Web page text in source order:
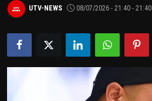
REGIÃO
AGRO
UTV-NEWS 08/07/2026 - 21:40 - 21:40